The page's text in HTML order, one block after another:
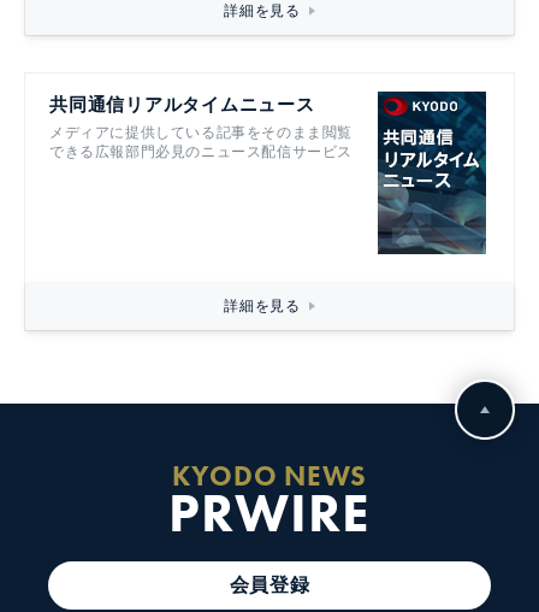
詳細を見る
共同通信リアルタイムニュース
メディアに提供している記事をそのまま閲覧
できる広報部門必見のニュース配信サービス
詳細を見る
KYODO NEWS
PRWIRE
会員登録